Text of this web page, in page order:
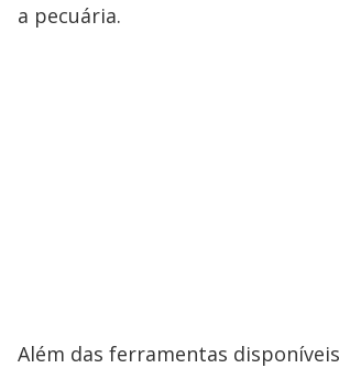
a pecuária.
Além das ferramentas